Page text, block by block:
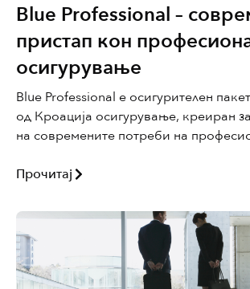
Blue Professional –
пристап кон
осигурување
Blue Professional е осигурителен
од Кроација осигурување, креиран
на современите потреби на
Прочитај